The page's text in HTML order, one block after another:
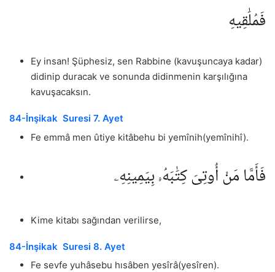
فَمُلَٰقِيهِ
Ey insan! Şüphesiz, sen Rabbine (kavuşuncaya kadar)
didinip duracak ve sonunda didinmenin karşılığına
kavuşacaksın.
84-İnşikak Suresi 7. Ayet
Fe emmâ men ûtiye kitâbehu bi yemînih(yemînihî).
فَأَمَّا مَنْ أُوتِىَ كِتَٰبَهُۥ بِيَمِينِهِۦ
Kime kitabı sağından verilirse,
84-İnşikak Suresi 8. Ayet
Fe sevfe yuhâsebu hısâben yesîrâ(yesîren).